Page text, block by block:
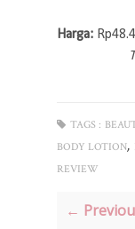
Harga:
TAGS :
BODY LOTION,
REVIEW
←